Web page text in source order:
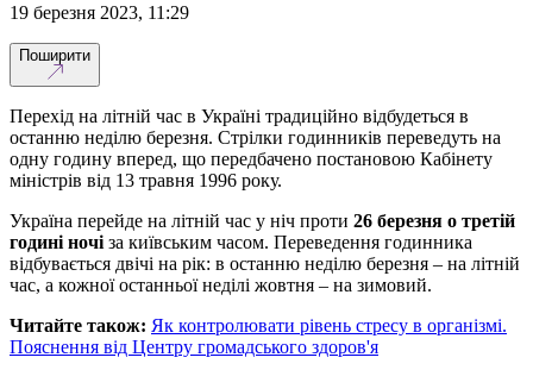
19 березня 2023, 11:29
Поширити
Перехід на літній час в Україні традиційно відбудеться в
останню неділю березня. Стрілки годинників переведуть на
одну годину вперед, що передбачено постановою Кабінету
міністрів від 13 травня 1996 року.
Україна перейде на літній час у ніч проти 26 березня о третій
годині ночі за київським часом. Переведення годинника
відбувається двічі на рік: в останню неділю березня – на літній
час, а кожної останньої неділі жовтня – на зимовий.
Читайте також: Як контролювати рівень стресу в організмі.
Пояснення від Центру громадського здоров'я